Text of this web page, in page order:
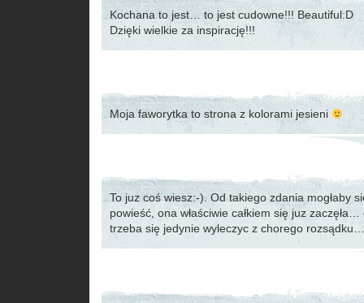
Kochana to jest… to jest cudowne!!! Beautiful:D
Dzięki wielkie za inspirację!!!
Moja faworytka to strona z kolorami jesieni
To juz coś wiesz:-). Od takiego zdania mogłaby
powieść, ona właściwie całkiem się juz
trzeba się jedynie wyleczyc z chorego